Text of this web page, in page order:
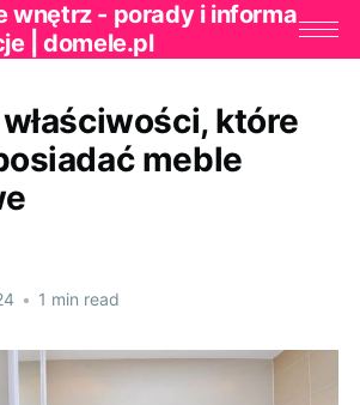
wnętrz - porady i informa
| domele.pl
które
meble
• 1 min read